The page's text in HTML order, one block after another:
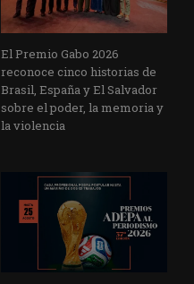
El Premio Gabo 2026
reconoce cinco historias de
Brasil, España y El Salvador
sobre el poder, la memoria y
la violencia